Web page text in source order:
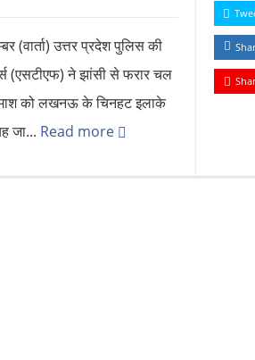
(वार्ता) उत्तर प्रदेश पुलिस की
(एसटीएफ) ने झांसी से फरार चल
को लखनऊ के चिनहट इलाके
जा... Read more